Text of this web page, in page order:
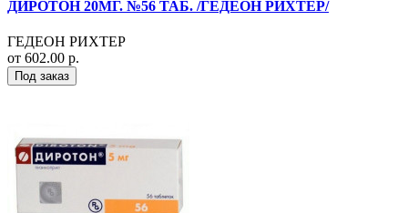
ДИРОТОН 20МГ. №56 ТАБ. /ГЕДЕОН РИХТЕР/
ГЕДЕОН РИХТЕР
от 602.00 р.
Под заказ